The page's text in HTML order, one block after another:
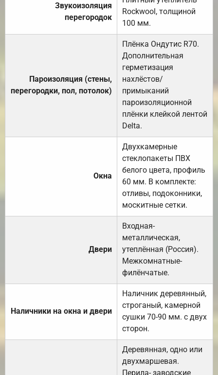
Звукоизоляция
перегородок
Rockwool, толщиной
100 мм.
Пароизоляция (стены,
перегородки, пол, потолок)
Плёнка Ондутис R70.
Дополнительная
герметизация
нахлёстов/
примыканий
пароизоляционной
плёнки клейкой лентой
Delta.
Окна
Двухкамерные
стеклопакеты ПВХ
белого цвета, профиль
60 мм. В комплекте:
отливы, подоконники,
москитные сетки.
Двери
Входная-
металлическая,
утеплённая (Россия).
Межкомнатные-
филёнчатые.
Наличники на окна и двери
Наличник деревянный,
строганый, камерной
сушки 70-90 мм. с двух
сторон.
Деревянная, одно или
двухмаршевая.
Перила- заводские